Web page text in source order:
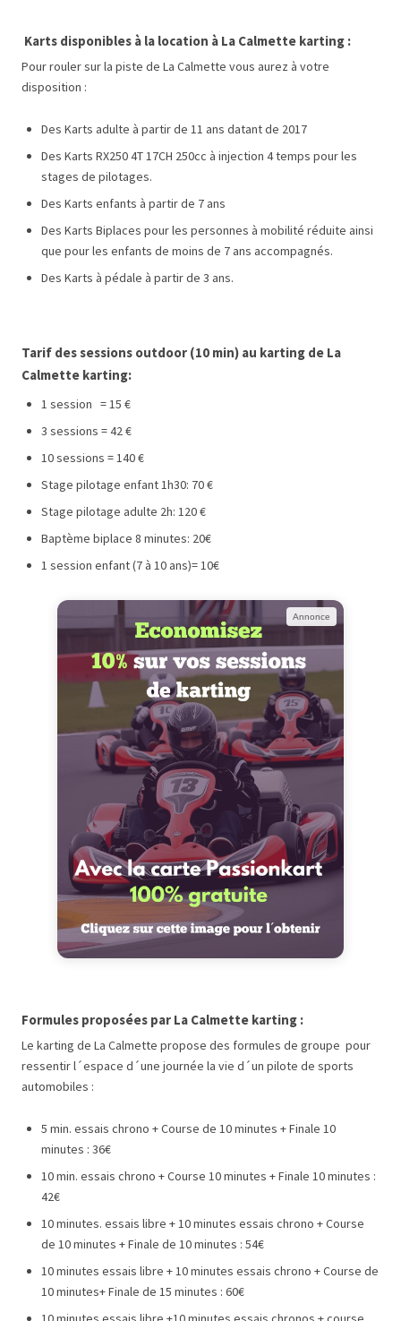
Karts disponibles à la location à La Calmette karting :
Pour rouler sur la piste de La Calmette vous aurez à votre
disposition :
Des Karts adulte à partir de 11 ans datant de 2017
Des Karts RX250 4T 17CH 250cc à injection 4 temps pour les
stages de pilotages.
Des Karts enfants à partir de 7 ans
Des Karts Biplaces pour les personnes à mobilité réduite ainsi
que pour les enfants de moins de 7 ans accompagnés.
Des Karts à pédale à partir de 3 ans.
Tarif des sessions outdoor (10 min) au karting de La
Calmette karting:
1 session = 15 €
3 sessions = 42 €
10 sessions = 140 €
Stage pilotage enfant 1h30: 70 €
Stage pilotage adulte 2h: 120 €
Baptème biplace 8 minutes: 20€
1 session enfant (7 à 10 ans)= 10€
Annonce
Formules proposées par La Calmette karting :
Le karting de La Calmette propose des formules de groupe pour
ressentir l´espace d´une journée la vie d´un pilote de sports
automobiles :
5 min. essais chrono + Course de 10 minutes + Finale 10
minutes : 36€
10 min. essais chrono + Course 10 minutes + Finale 10 minutes :
42€
10 minutes. essais libre + 10 minutes essais chrono + Course
de 10 minutes + Finale de 10 minutes : 54€
10 minutes essais libre + 10 minutes essais chrono + Course de
10 minutes+ Finale de 15 minutes : 60€